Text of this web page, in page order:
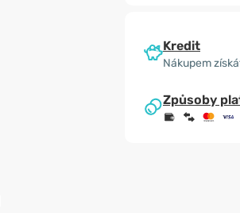
Kredit
Nákupem
Způsoby